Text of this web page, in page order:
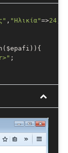
, "Ηλικία"=>24,
;